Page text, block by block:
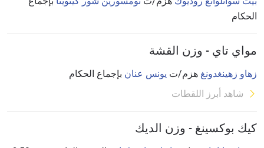
الحكام
مواي تاي - وزن القشة
زهاو زهينغدونغ هزم/ت يونس عنان بإجماع الحكام
شاهد أبرز اللقطات
كيك بوكسينغ - وزن الديك